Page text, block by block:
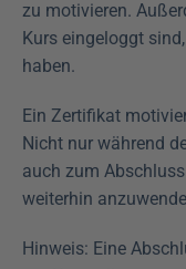
zu motivieren.
Kurs eingeloggt
haben.
Ein Zertifikat
Nicht nur während
auch zum
weiterhin
Hinweis: Eine